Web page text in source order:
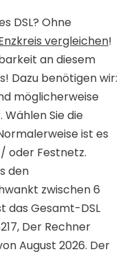
DSL? Ohne
vergleichen!
an diesem
Dazu benötigen wir:
möglicherweise
Sie die
ist es
oder Festnetz.
den
zwischen 6
das Gesamt-DSL
Der Rechner
August 2026. Der